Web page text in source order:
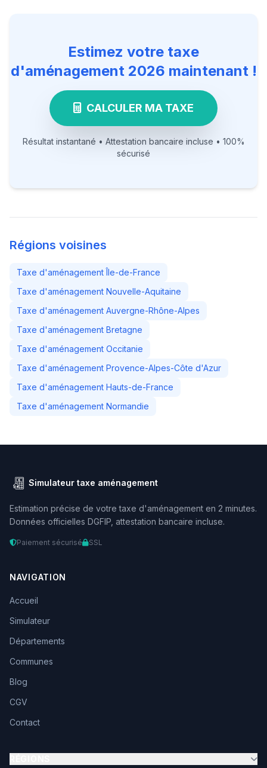
Estimez votre taxe
d'aménagement 2026 maintenant !
CALCULER MA TAXE
Résultat instantané • Attestation bancaire incluse • 100%
sécurisé
Régions voisines
Taxe d'aménagement Île-de-France
Taxe d'aménagement Nouvelle-Aquitaine
Taxe d'aménagement Auvergne-Rhône-Alpes
Taxe d'aménagement Bretagne
Taxe d'aménagement Occitanie
Taxe d'aménagement Provence-Alpes-Côte d'Azur
Taxe d'aménagement Hauts-de-France
Taxe d'aménagement Normandie
Simulateur taxe aménagement
Estimation précise de votre taxe d'aménagement en 2 minutes.
Données officielles DGFIP, attestation bancaire incluse.
Paiement sécurisé SSL
NAVIGATION
Accueil
Simulateur
Départements
Communes
Blog
CGV
Contact